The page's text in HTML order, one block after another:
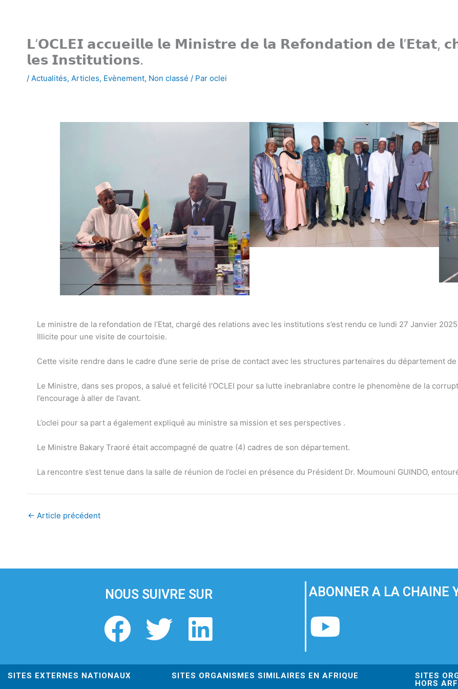
𝗟’𝗢𝗖𝗟𝗘𝗜 𝗮𝗰𝗰𝘂𝗲𝗶𝗹𝗹𝗲 𝗹𝗲 𝗠𝗶𝗻𝗶𝘀𝘁𝗿𝗲 𝗱𝗲 𝗹𝗮 𝗥𝗲𝗳𝗼𝗻𝗱𝗮𝘁𝗶𝗼𝗻 𝗱𝗲 𝗹’𝗘𝘁𝗮𝘁,
𝗹𝗲𝘀 𝗜𝗻𝘀𝘁𝗶𝘁𝘂𝘁𝗶𝗼𝗻𝘀.
/ Actualités, Articles, Evènement, Non classé / Par oclei
Le ministre de la refondation de l’Etat, chargé des relations avec les institutions s’est rendu ce lundi 27 Janvier
Illicite pour une visite de courtoisie.
Cette visite rendre dans le cadre d’une serie de prise de contact avec les structures partenaires du département de
Le Ministre, dans ses propos, a salué et felicité l’OCLEI pour sa lutte inebranlabre contre le phenomène de la
l’encourage à aller de l’avant.
L’oclei pour sa part a également expliqué au ministre sa mission et ses perspectives .
Le Ministre Bakary Traoré était accompagné de quatre (4) cadres de son département.
La rencontre s’est tenue dans la salle de réunion de l’oclei en présence du Président Dr. Moumouni GUINDO,
← Article précédent
NOUS SUIVRE SUR
F
a
c
T
L
n
ABONNER A LA CHAINE
Y
u
SITES EXTERNES NATIONAUX SITES ORGANISMES SIMILAIRES EN AFRIQUE
SITES
HORS